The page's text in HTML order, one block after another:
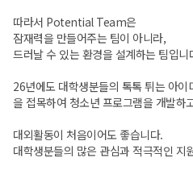
따라서 Potential Team은
잠재력을 만들어주는 팀이 아니라,
드러날 수 있는 환경을 설계하는 팀입니
26년에도 대학생분들의 톡톡 튀는 아
을 접목하여 청소년 프로그램을 개발하
대외활동이 처음이어도 좋습니다.
대학생분들의 많은 관심과 적극적인 지